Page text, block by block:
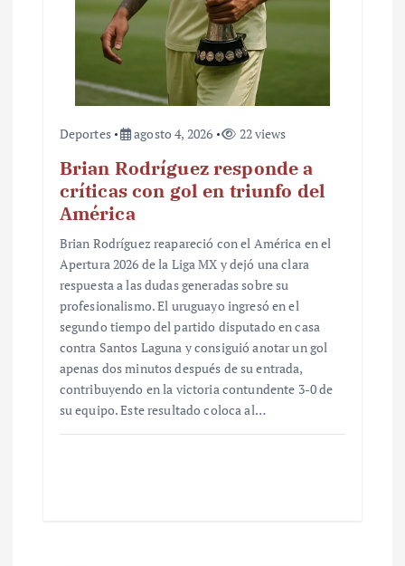
Deportes agosto 4, 2026 22 views
Brian Rodríguez responde a
críticas con gol en triunfo del
América
Brian Rodríguez reapareció con el América en el
Apertura 2026 de la Liga MX y dejó una clara
respuesta a las dudas generadas sobre su
profesionalismo. El uruguayo ingresó en el
segundo tiempo del partido disputado en casa
contra Santos Laguna y consiguió anotar un gol
apenas dos minutos después de su entrada,
contribuyendo en la victoria contundente 3-0 de
su equipo. Este resultado coloca al…